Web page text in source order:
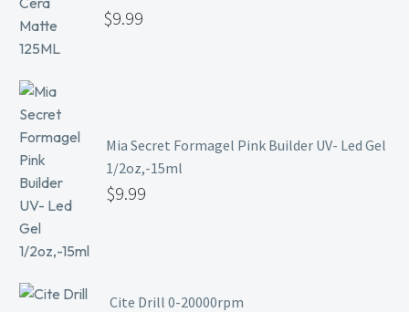
$9.99
Mia Secret Formagel Pink Builder UV- Led Gel
1/2oz,-15ml
$9.99
Cite Drill 0-20000rpm